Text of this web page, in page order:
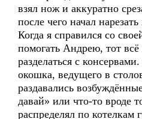
взял нож и аккуратно
после чего начал
Когда я справился со
помогать Андрею, тот
разделаться с
окошка, ведущего в
раздавались
давай» или что-то вроде
распределял по котелкам